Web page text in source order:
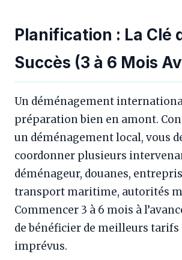
Planification : La Clé
Succès (3 à 6 Mois
Un déménagement
préparation bien en amont.
un déménagement local, vous
coordonner plusieurs
déménageur, douanes,
transport maritime, autorités
Commencer 3 à 6 mois à
de bénéficier de meilleurs tarifs
imprévus.